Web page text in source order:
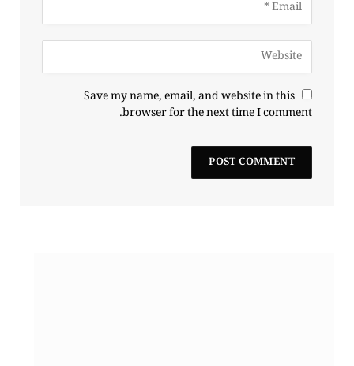
Save my name, email, and website in this
browser for the next time I comment.